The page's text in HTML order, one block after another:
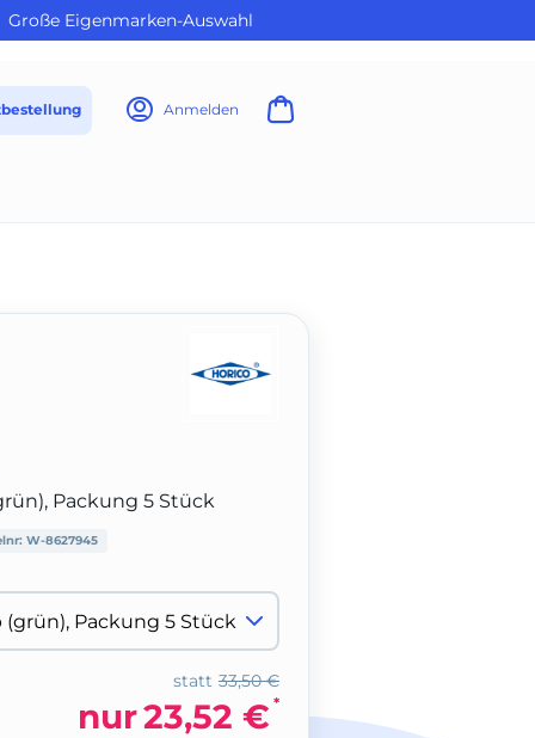
Große Eigenmarken-Auswahl
Anmelden
Packung 5 Stück
W-8627945
33,50 €
statt
nur23,52 € *